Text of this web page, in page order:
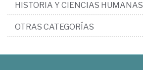
HISTORIA Y CIENCIAS HUMANAS
OTRAS CATEGORÍAS